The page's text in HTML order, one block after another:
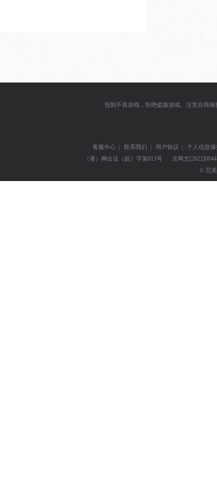
抵制不良游戏，拒绝盗版游戏。注意自我
客服中心 | 联系我们 | 用户协议 |
个人信息
（署）网出证（皖）字第013号
京网文
© 完美